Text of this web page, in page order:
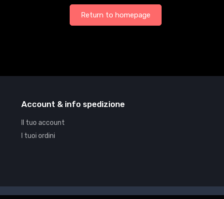
Return to homepage
Account & info spedizione
Il tuo account
I tuoi ordini